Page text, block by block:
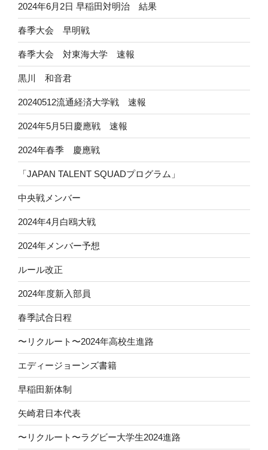
2024年6月2日 早稲田対明治 結果
春季大会 早明戦
春季大会 対東海大学 速報
黒川 和音君
20240512流通経済大学戦 速報
2024年5月5日慶應戦 速報
2024年春季 慶應戦
「JAPAN TALENT SQUADプログラム」
中央戦メンバー
2024年4月白鴎大戦
2024年メンバー予想
ルール改正
2024年度新入部員
春季試合日程
〜リクルート〜2024年高校生進路
エディージョーンズ書籍
早稲田新体制
矢崎君日本代表
〜リクルート〜ラグビー大学生2024進路